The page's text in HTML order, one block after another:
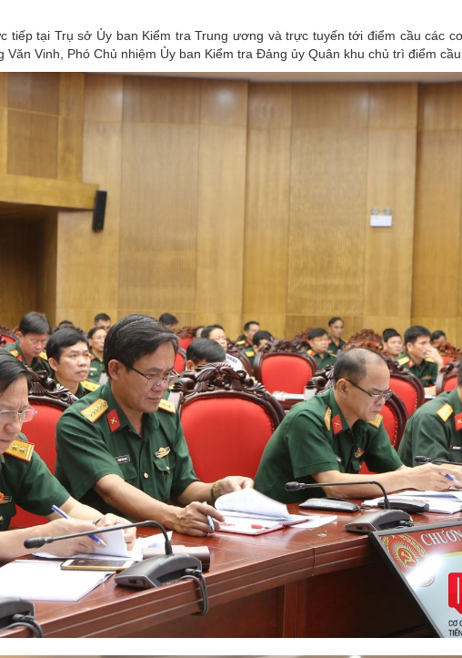
tiếp tại Trụ sở Ủy ban Kiểm tra Trung ương và trực tuyến tới điểm cầu các
Vinh, Phó Chủ nhiệm Ủy ban Kiểm tra Đảng ủy Quân khu chủ trì điểm cầu.